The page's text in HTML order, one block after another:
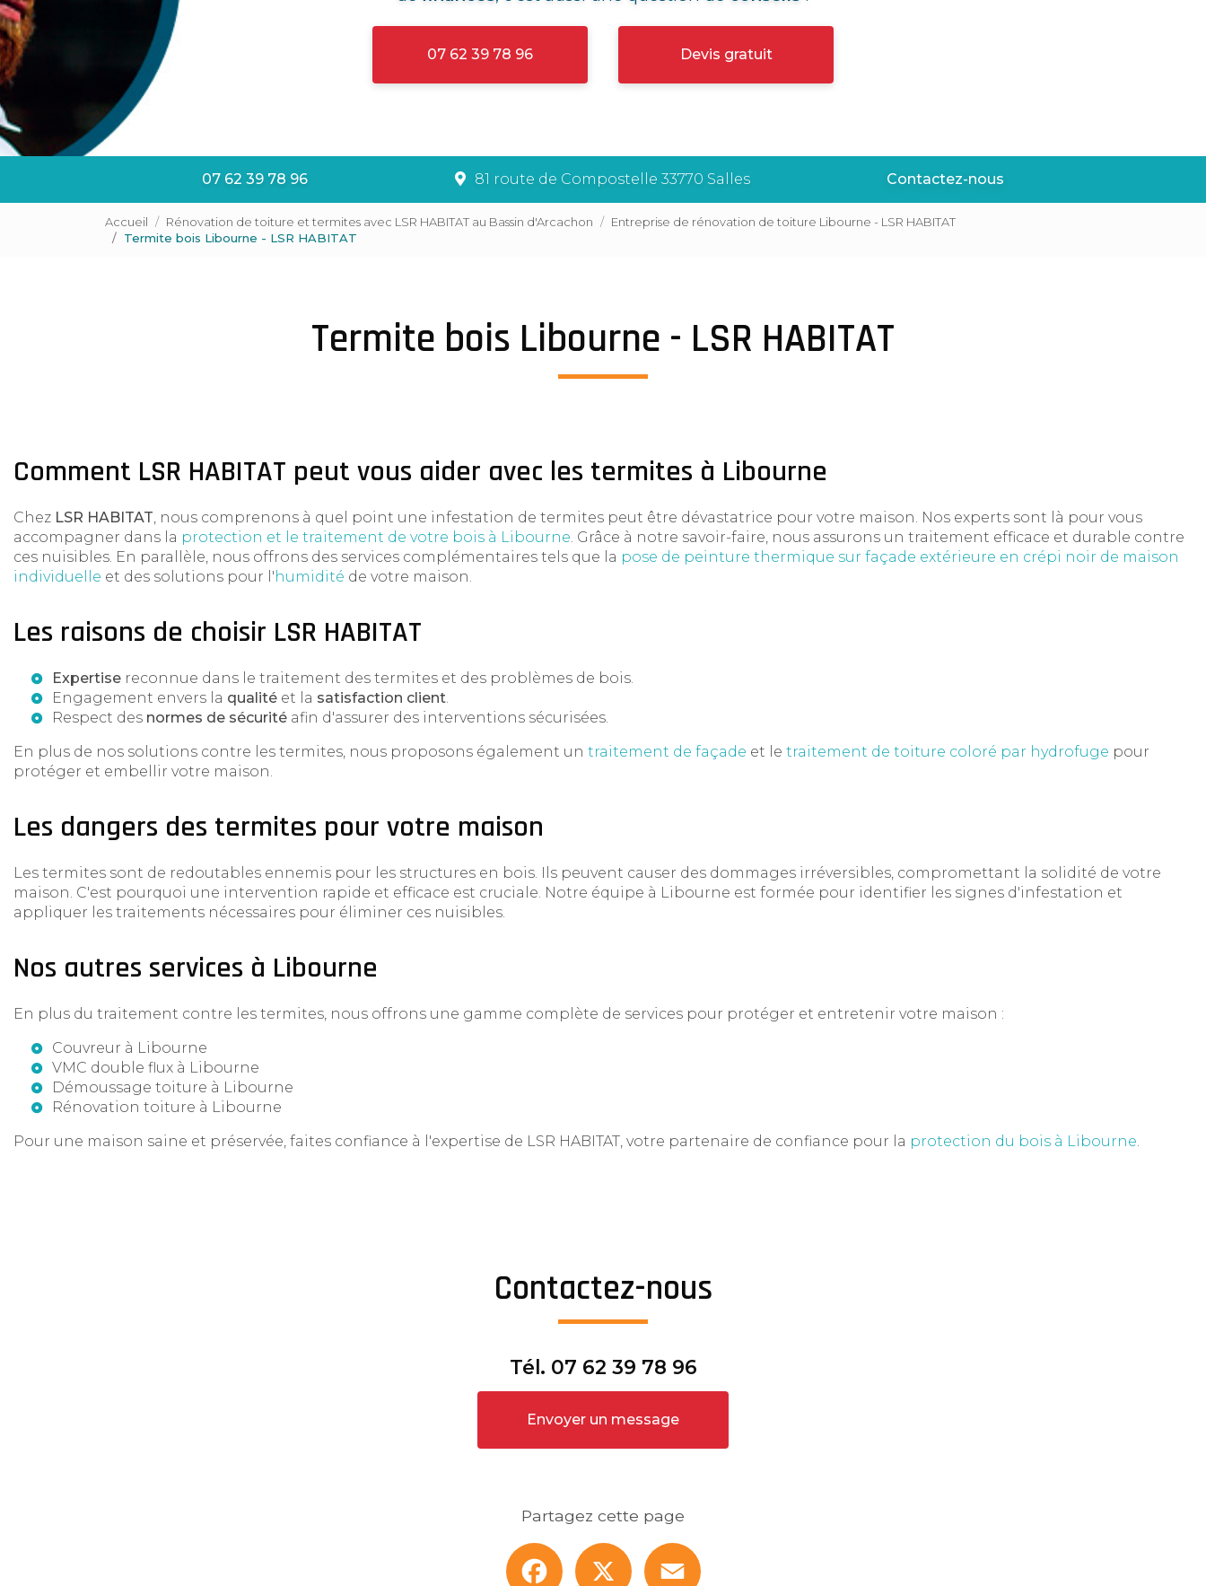
07 62 39 78 96 Devis gratuit
07 62 39 78 96 81 route de Compostelle 33770 Salles Contactez-nous
Accueil Rénovation de toiture et termites avec LSR HABITAT au Bassin d'Arcachon
Entreprise de rénovation de toiture Libourne - LSR HABITAT
Termite bois Libourne - LSR HABITAT
Termite bois Libourne - LSR HABITAT
Comment LSR HABITAT peut vous aider avec les termites à Libourne
Chez LSR HABITAT , nous comprenons à quel point une infestation de termites peut être dévastatrice pour votre maison. Nos experts sont là pour vous
accompagner dans la protection et le traitement de votre bois à Libourne . Grâce à notre savoir-faire, nous assurons un traitement efficace et durable contre
ces nuisibles. En parallèle, nous offrons des services complémentaires tels que la pose de peinture thermique sur façade extérieure en crépi noir de maison
individuelle et des solutions pour l'humidité de votre maison.
Les raisons de choisir LSR HABITAT
Expertise reconnue dans le traitement des termites et des problèmes de bois.
Engagement envers la qualité et la satisfaction client
Respect des normes de sécurité afin d'assurer des interventions sécurisées.
En plus de nos solutions contre les termites, nous proposons également un traitement de façade et le traitement de toiture coloré par hydrofuge pour
protéger et embellir votre maison.
Les dangers des termites pour votre maison
Les termites sont de redoutables ennemis pour les structures en bois. Ils peuvent causer des dommages irréversibles, compromettant la solidité de votre
maison. C'est pourquoi une intervention rapide et efficace est cruciale. Notre équipe à Libourne est formée pour identifier les signes d'infestation et
appliquer les traitements nécessaires pour éliminer ces nuisibles.
Nos autres services à Libourne
En plus du traitement contre les termites, nous offrons une gamme complète de services pour protéger et entretenir votre maison :
Couvreur à Libourne
VMC double flux à Libourne
Démoussage toiture à Libourne
Rénovation toiture à Libourne
Pour une maison saine et préservée, faites confiance à l'expertise de LSR HABITAT, votre partenaire de confiance pour la protection du bois à Libourne
Contactez-nous
Tél. 07 62 39 78 96
Envoyer un message
Partagez cette page
Facebook